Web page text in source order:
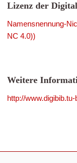
Lizenz der
Namensnennung-
NC 4.0))
Weitere
http://